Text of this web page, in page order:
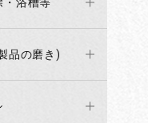
品の磨き)